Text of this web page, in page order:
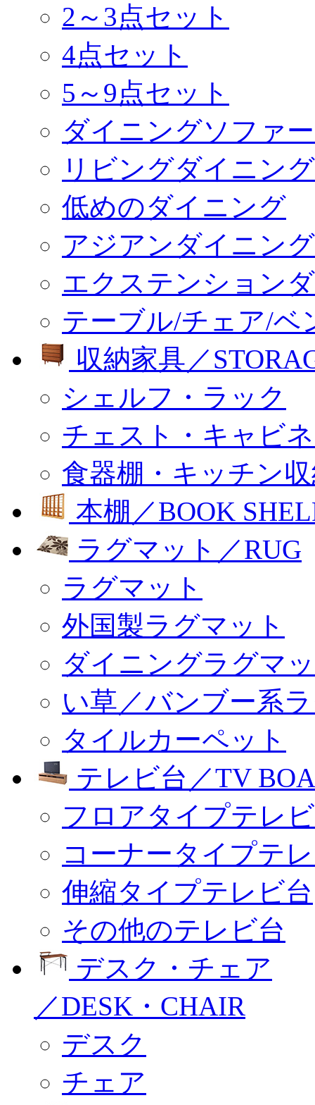
2～3点セット
4点セット
5～9点セット
ダイニングソファ
リビングダイニン
低めのダイニング
アジアンダイニング
エクステンション
テーブル/チェア/ベ
収納家具／
シェルフ・ラック
チェスト・キャビ
食器棚・キッチン
本棚／BOOK
ラグマット／RUG
ラグマット
外国製ラグマット
ダイニングラグマ
い草／バンブー系
タイルカーペット
テレビ台／TV
フロアタイプテレ
コーナータイプテ
伸縮タイプテレビ台
その他のテレビ台
デスク・チェア
／DESK・CHAIR
デスク
チェア